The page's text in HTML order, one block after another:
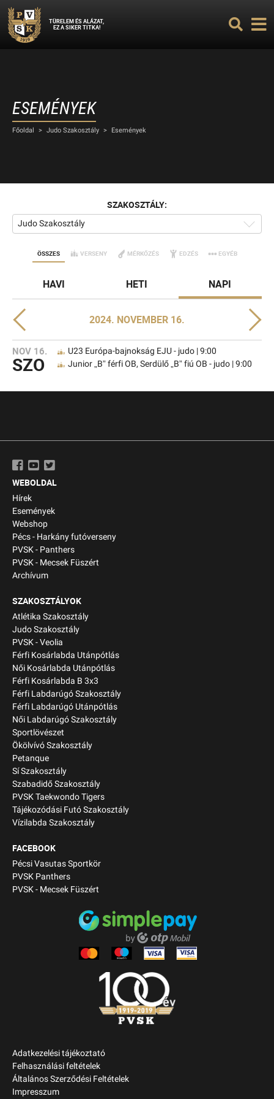
TÜRELEM ÉS ALÁZAT,
EZ A SIKER TITKA!
ESEMÉNYEK
Főoldal > Judo Szakosztály > Események
SZAKOSZTÁLY:
Judo Szakosztály
ÖSSZES VERSENY MÉRKŐZÉS EDZÉS EGYÉB
HAVI HETI NAPI
2024. NOVEMBER 16.
NOV 16.
SZO
U23 Európa-bajnokság EJU - judo | 9:00
Junior „B” férfi OB, Serdülő „B” fiú OB - judo | 9:00
WEBOLDAL
Hírek
Események
Webshop
Pécs - Harkány futóverseny
PVSK - Panthers
PVSK - Mecsek Füszért
Archívum
SZAKOSZTÁLYOK
Atlétika Szakosztály
Judo Szakosztály
PVSK - Veolia
Férfi Kosárlabda Utánpótlás
Női Kosárlabda Utánpótlás
Férfi Kosárlabda B 3x3
Férfi Labdarúgó Szakosztály
Férfi Labdarúgó Utánpótlás
Női Labdarúgó Szakosztály
Sportlövészet
Ökölvívó Szakosztály
Petanque
Sí Szakosztály
Szabadidő Szakosztály
PVSK Taekwondo Tigers
Tájékozódási Futó Szakosztály
Vízilabda Szakosztály
FACEBOOK
Pécsi Vasutas Sportkör
PVSK Panthers
PVSK - Mecsek Füszért
Adatkezelési tájékoztató
Felhasználási feltételek
Általános Szerződési Feltételek
Impresszum